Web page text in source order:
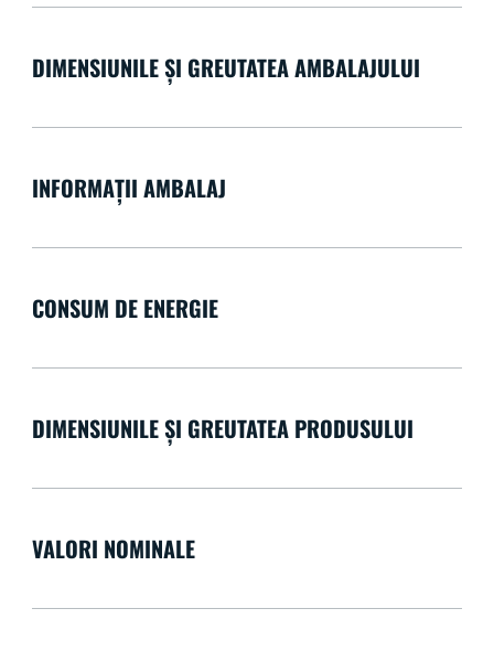
DIMENSIUNILE ȘI GREUTATEA AMBALAJULUI
INFORMAȚII AMBALAJ
CONSUM DE ENERGIE
DIMENSIUNILE ȘI GREUTATEA PRODUSULUI
VALORI NOMINALE